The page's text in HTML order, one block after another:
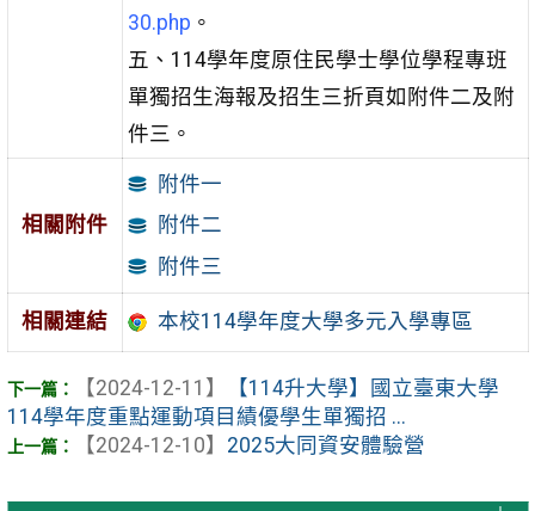
30.php 。
五、114學年度原住民學士學位學程專班
單獨招生海報及招生三折頁如附件二及附
件三。
相關附件
附件一
附件二
附件三
相關連結 本校114學年度大學多元入學專區
【2024-12-11】
【114升大學】國立臺東大學
114學年度重點運動項目績優學生單獨招 ...
【2024-12-10】 2025大同資安體驗營